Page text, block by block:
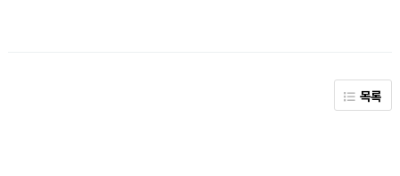
목록